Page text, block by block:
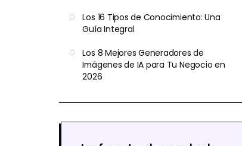
Los 16 Tipos de Conocimiento: Una
Guía Integral
Los 8 Mejores Generadores de
Imágenes de IA para Tu Negocio en
2026